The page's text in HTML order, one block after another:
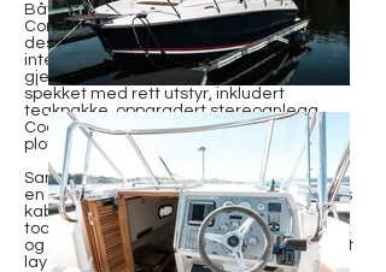
Båten leveres i den karakteristiske
Cormate Ocean Green fargen – et
designgrep som sammen med Off-White
interiør gir båten et eksklusivt og lett
gjenkjennelig uttrykk på sjøen. Den er
spekket med rett utstyr, inkludert
teakpakke, oppgradert stereoanlegg,
CoastKey-system og dobbel Simrad-
plotter.
Samtidig er Chase 35 langt mer enn bare
en daycruiser: Under dekk finner du en lys
kabin med overnattingsplass og eget
toalettrom. Ute har båten både dusj, vask
og pantry – alt pakket inn i en gjennomført
layout med høy finish.